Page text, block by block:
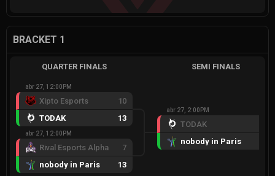
BRACKET 1
QUARTER FINALS
abr 27, 12:00PM
Xipto Esports
10
TODAK
13
abr 27, 12:00PM
Rival Esports Alpha
7
nobody in Paris
13
SEMI FINALS
abr 27, 2:00PM
TODAK
nobody in Paris